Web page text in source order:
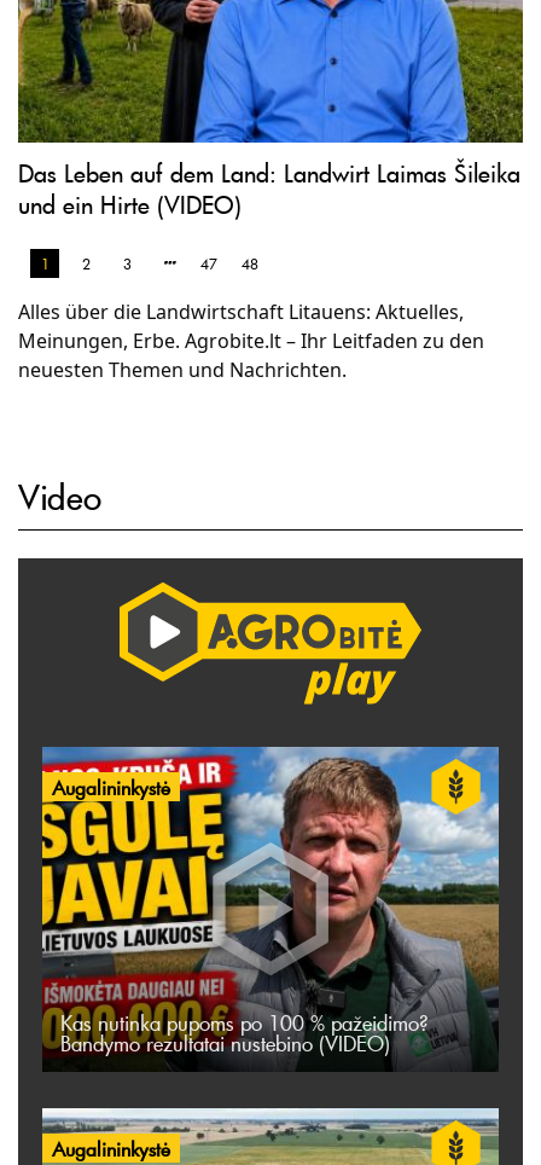
Das Leben auf dem Land: Landwirt Laimas Šileika
und ein Hirte (VIDEO)
1 2 3 47 48
Alles über die Landwirtschaft Litauens: Aktuelles,
Meinungen, Erbe. Agrobite.lt – Ihr Leitfaden zu den
neuesten Themen und Nachrichten.
Video
Augalininkystė
Kas nutinka pupoms po 100 % pažeidimo?
Bandymo rezultatai nustebino (VIDEO)
Augalininkystė